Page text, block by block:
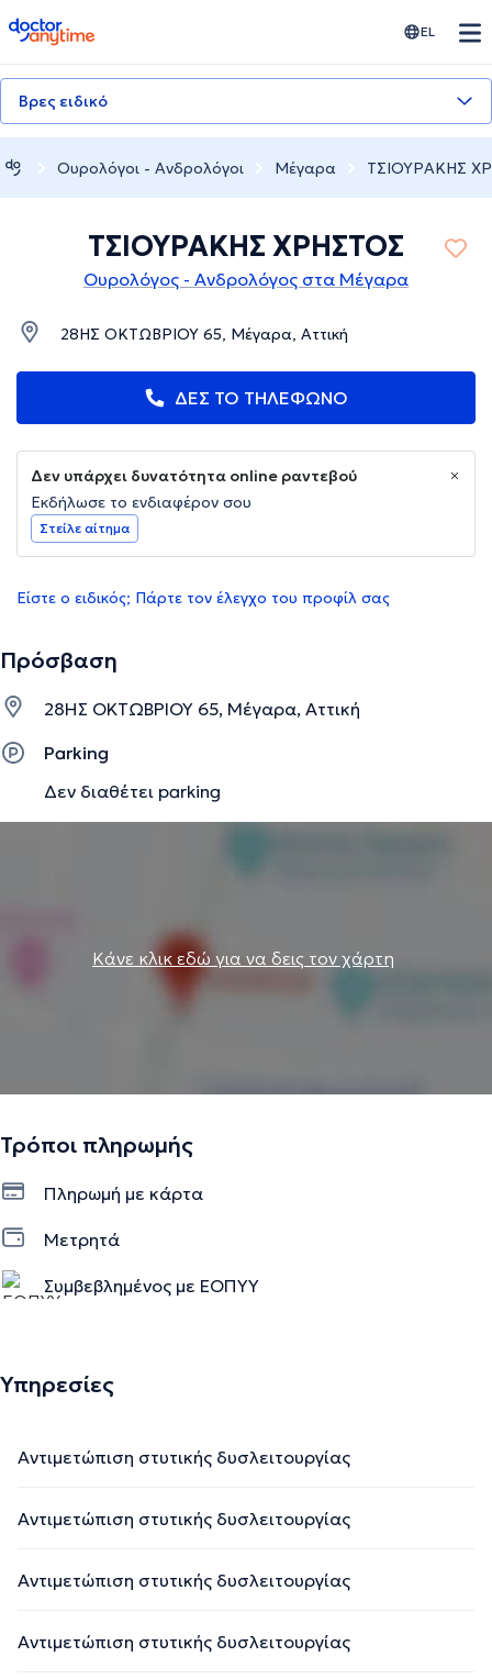
doctoranytime EL
Βρες ειδικό
Ουρολόγοι - Ανδρολόγοι Μέγαρα ΤΣΙΟΥΡΑΚΗΣ
ΤΣΙΟΥΡΑΚΗΣ ΧΡΗΣΤΟΣ
Ουρολόγος - Ανδρολόγος στα Μέγαρα
28ΗΣ ΟΚΤΩΒΡΙΟΥ 65, Μέγαρα, Αττική
ΔΕΣ ΤΟ ΤΗΛΕΦΩΝΟ
Δεν υπάρχει δυνατότητα online ραντεβού
Εκδήλωσε το ενδιαφέρον σου
Στείλε αίτημα
Είστε ο ειδικός; Πάρτε τον έλεγχο του προφίλ σας
Πρόσβαση
28ΗΣ ΟΚΤΩΒΡΙΟΥ 65, Μέγαρα, Αττική
Parking
Δεν διαθέτει parking
Κάνε κλικ εδώ για να δεις τον χάρτη
Τρόποι πληρωμής
Πληρωμή με κάρτα
Μετρητά
Συμβεβλημένος με ΕΟΠΥΥ
Υπηρεσίες
Αντιμετώπιση στυτικής δυσλειτουργίας
Αντιμετώπιση στυτικής δυσλειτουργίας
Αντιμετώπιση στυτικής δυσλειτουργίας
Αντιμετώπιση στυτικής δυσλειτουργίας